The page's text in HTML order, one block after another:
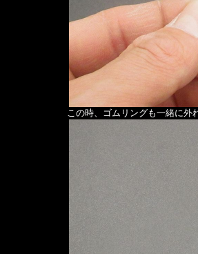
この時、ゴムリングも一緒に外